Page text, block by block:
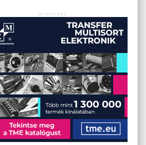
HIRDETÉS